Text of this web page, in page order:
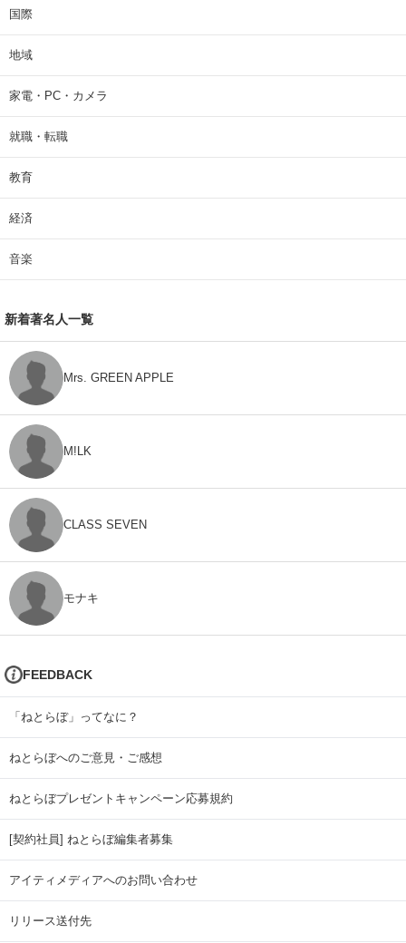
国際
地域
家電・PC・カメラ
就職・転職
教育
経済
音楽
新着著名人一覧
Mrs. GREEN APPLE
M!LK
CLASS SEVEN
モナキ
FEEDBACK
「ねとらぼ」ってなに？
ねとらぼへのご意見・ご感想
ねとらぼプレゼントキャンペーン応募規約
[契約社員] ねとらぼ編集者募集
アイティメディアへのお問い合わせ
リリース送付先